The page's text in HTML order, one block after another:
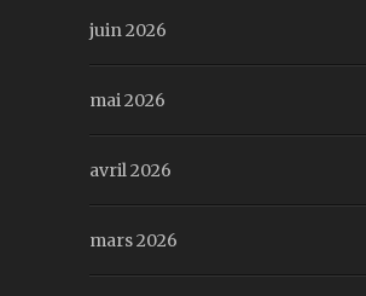
juin 2026
mai 2026
avril 2026
mars 2026